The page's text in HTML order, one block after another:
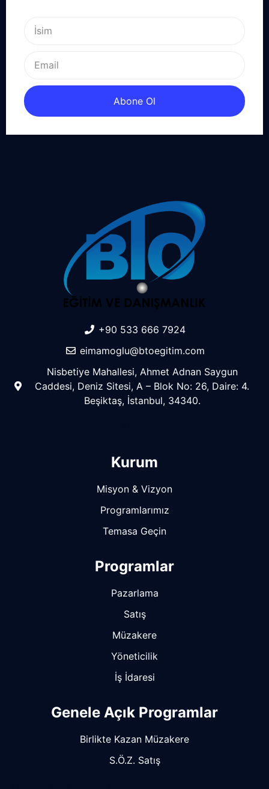
Abone Ol
+90 533 666 7924
eimamoglu@btoegitim.com
Nisbetiye Mahallesi, Ahmet Adnan Saygun
Caddesi, Deniz Sitesi, A – Blok No: 26, Daire: 4.
Beşiktaş, İstanbul, 34340.
Kurum
Misyon & Vizyon
Programlarımız
Temasa Geçin
Programlar
Pazarlama
Satış
Müzakere
Yöneticilik
İş İdaresi
Genele Açık Programlar
Birlikte Kazan Müzakere
S.Ö.Z. Satış